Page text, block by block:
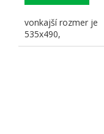
vonkajší rozmer je
535x490,